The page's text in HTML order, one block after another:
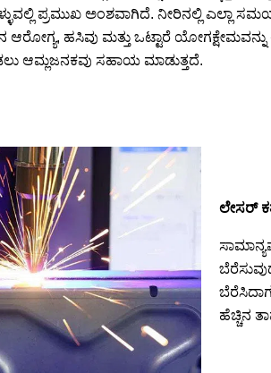
ಪ್ರಮುಖ ಅಂಶವಾಗಿದೆ. ನೀರಿನಲ್ಲಿ ಎಲ್ಲಾ
ಹಸಿವು ಮತ್ತು ಒಟ್ಟಾರೆ
ಆಮ್ಲಜನಕವು ಸಹಾಯ ಮಾಡುತ್ತದೆ.
ಲೇಸರ್
ಹೆಚ್ಚಿನ